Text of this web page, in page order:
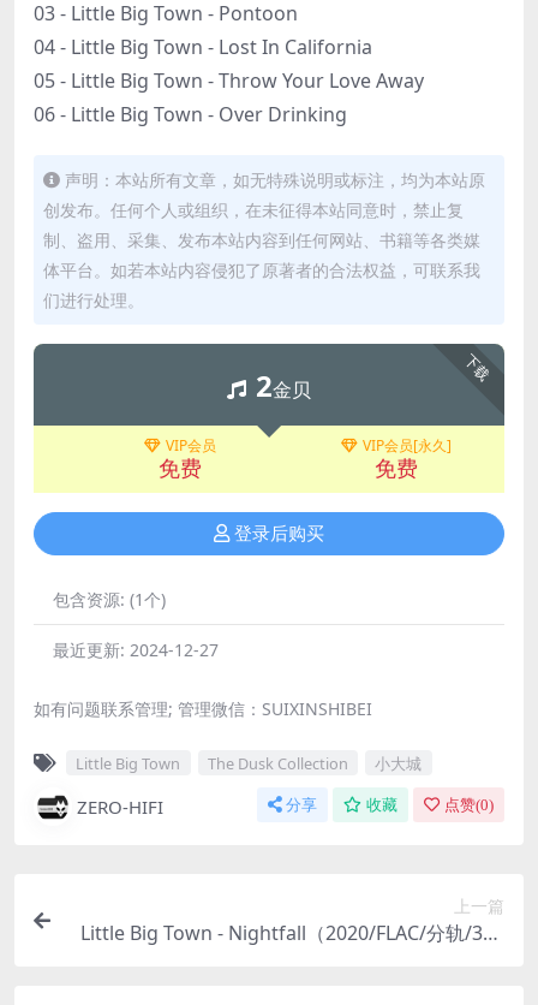
03 - Little Big Town - Pontoon
04 - Little Big Town - Lost In California
05 - Little Big Town - Throw Your Love Away
06 - Little Big Town - Over Drinking
声明：本站所有文章，如无特殊说明或标注，均为本站原
创发布。任何个人或组织，在未征得本站同意时，禁止复
制、盗用、采集、发布本站内容到任何网站、书籍等各类媒
体平台。如若本站内容侵犯了原著者的合法权益，可联系我
们进行处理。
下载
2金贝
VIP会员
免费
VIP会员[永久]
免费
登录后购买
包含资源: (1个)
最近更新: 2024-12-27
如有问题联系管理; 管理微信：SUIXINSHIBEI
Little Big Town The Dusk Collection 小大城
ZERO-HIFI 分享 收藏 点赞(0)
上一篇
Little Big Town - Nightfall（2020/FLAC/分轨/306